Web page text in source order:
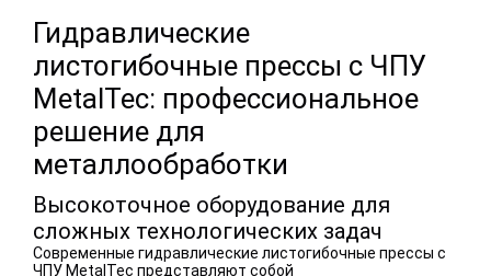
а
ц
и
з
а
п
Гидравлические
листогибочные прессы с ЧПУ
MetalTec: профессиональное
решение для
металлообработки
Высокоточное оборудование для
сложных технологических задач
Современные гидравлические листогибочные прессы с
ЧПУ MetalTec представляют собой